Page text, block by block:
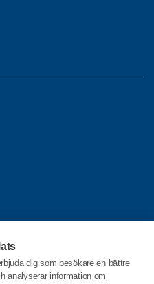
dig som besökare en bättre
analyserar information om